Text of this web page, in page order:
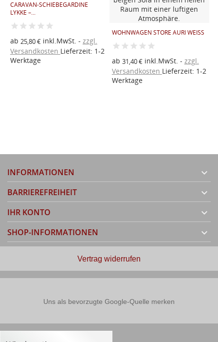
CARAVAN-SCHIEBEGARDINE
LYKKE –...
ab 25,80 €inkl.MwSt.
zzgl.
Versandkosten Lieferzeit: 1-2
Werktage
WOHNWAGEN STORE AURI WEISS
ab 31,40 €inkl.MwSt.
zzgl.
Versandkosten Lieferzeit: 1-2
Werktage
INFORMATIONEN 
BARRIEREFREIHEIT 
IHR KONTO 
SHOP-INFORMATIONEN 
Vertrag widerrufen
Uns als bevorzugte Google-Quelle merken